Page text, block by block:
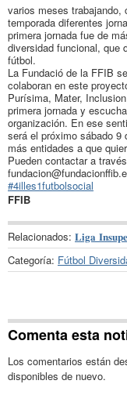
varios meses trabajando,
temporada diferentes
primera jornada fue de
diversidad funcional, que
fútbol.
La Fundació de la FFIB
colaboran en este
Purísima, Mater,
primera jornada y
organización. En ese
será el próximo sábado
más entidades a que
Pueden contactar a
#4illes1futbolsocial
FFIB
Relacionados: 𝐋𝐢𝐠𝐚
Categoría: Fútbol
Comenta esta
Los comentarios están
disponibles de nuevo.